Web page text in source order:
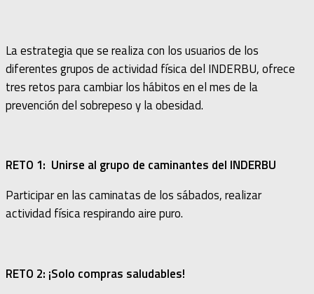
La estrategia que se realiza con los usuarios de los
diferentes grupos de actividad física del INDERBU, ofrece
tres retos para cambiar los hábitos en el mes de la
prevención del sobrepeso y la obesidad.
RETO 1: Unirse al grupo de caminantes del INDERBU
Participar en las caminatas de los sábados, realizar
actividad física respirando aire puro.
RETO 2: ¡Solo compras saludables!